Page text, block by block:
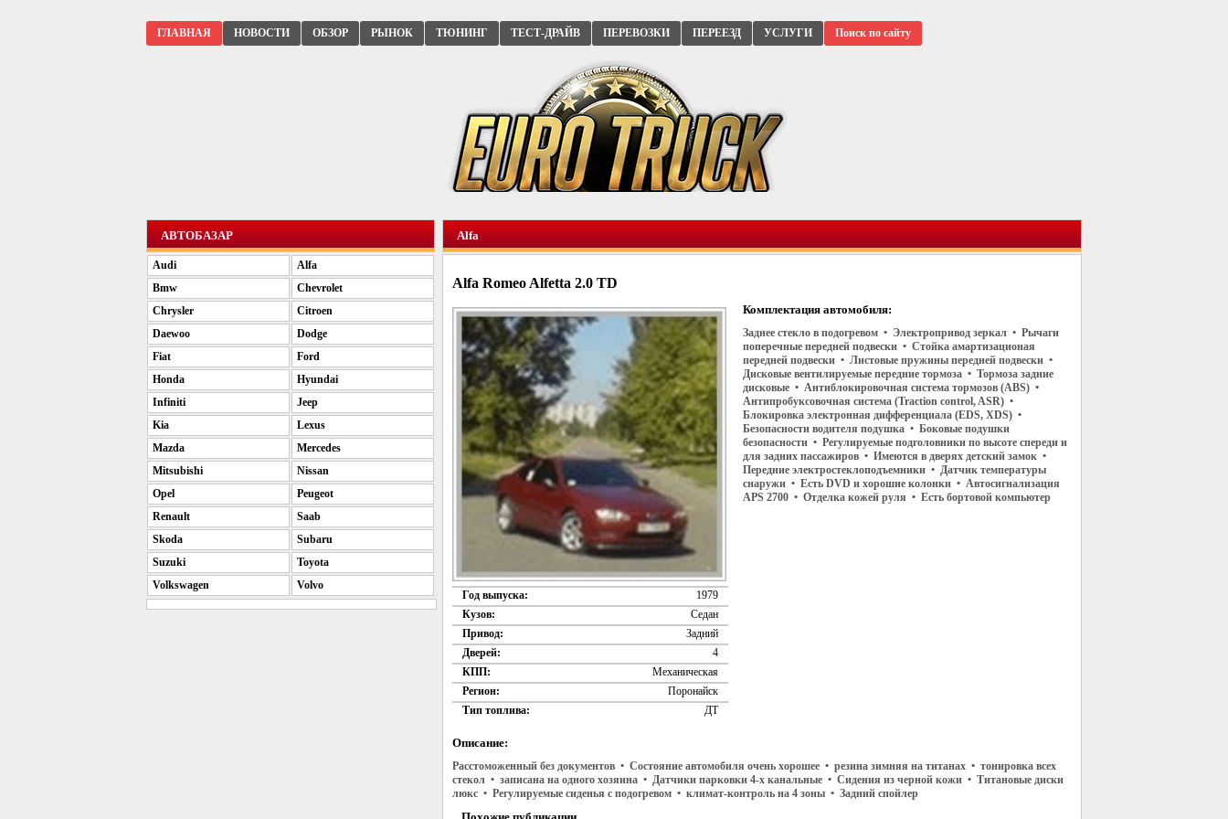
ГЛАВНАЯ НОВОСТИ ОБЗОР РЫНОК ТЮНИНГ ТЕСТ-ДРАЙВ ПЕРЕВОЗКИ ПЕРЕЕЗД УСЛУГИ Поиск по сайту
Alfa
Alfa Romeo Alfetta 2.0 TD
Год выпуска:
1979
Кузов:
Седан
Привод:
Задний
Дверей:
4
КПП:
Механическая
Регион:
Поронайск
Тип топлива:
ДТ
Комплектация автомобиля:
Заднее стекло в подогревом • Электропривод зеркал • Рычаги
поперечные передней подвески • Стойка амартизационая
передней подвески • Листовые пружины передней подвески •
Дисковые вентилируемые передние тормоза • Тормоза задние
дисковые • Антиблокировочная система тормозов (ABS) •
Антипробуксовочная система (Traction control, ASR) •
Блокировка электронная дифференциала (EDS, XDS) •
Безопасности водителя подушка • Боковые подушки
безопасности • Регулируемые подголовники по высоте спереди и
для задних пассажиров • Имеются в дверях детский замок •
Передние электростеклоподъемники • Датчик температуры
снаружи • Есть DVD и хорошие колонки • Автосигнализация
APS 2700 • Отделка кожей руля • Есть бортовой компьютер
Описание:
Расстоможенный без документов • Состояние автомобиля очень хорошее • резина зимняя на титанах • тонировка всех
стекол • записана на одного хозяина • Датчики парковки 4-х канальные • Сидения из черной кожи • Титановые диски
люкс • Регулируемые сиденья с подогревом • климат-контроль на 4 зоны • Задний спойлер
АВТОБАЗАР
Audi
Alfa
Bmw
Chevrolet
Chrysler
Citroen
Daewoo
Dodge
Fiat
Ford
Honda
Hyundai
Infiniti
Jeep
Kia
Lexus
Mazda
Mercedes
Mitsubishi
Nissan
Opel
Peugeot
Renault
Saab
Skoda
Subaru
Suzuki
Toyota
Volkswagen
Volvo